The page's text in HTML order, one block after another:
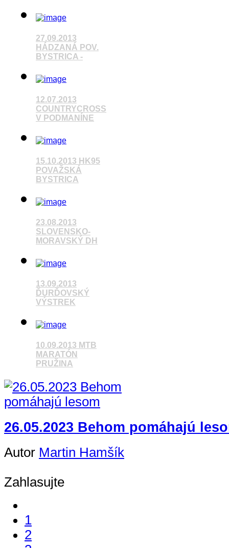
Pozrieť video
27.09.2013
HÁDZANÁ POV.
BYSTRICA -
Pozrieť video
12.07.2013
COUNTRYCROSS
V PODMANÍNE
Pozrieť video
15.10.2013 HK95
POVAŽSKÁ
BYSTRICA
Pozrieť video
23.08.2013
SLOVENSKO-
MORAVSKÝ DH
Pozrieť video
13.09.2013
ĎURĎOVSKÝ
VÝSTREK
Pozrieť video
10.09.2013 MTB
MARATÓN
PRUŽINA
Pozrieť video
26.05.2023 Behom pomáhajú
Autor Martin Hamšík
Zahlasujte
1
2